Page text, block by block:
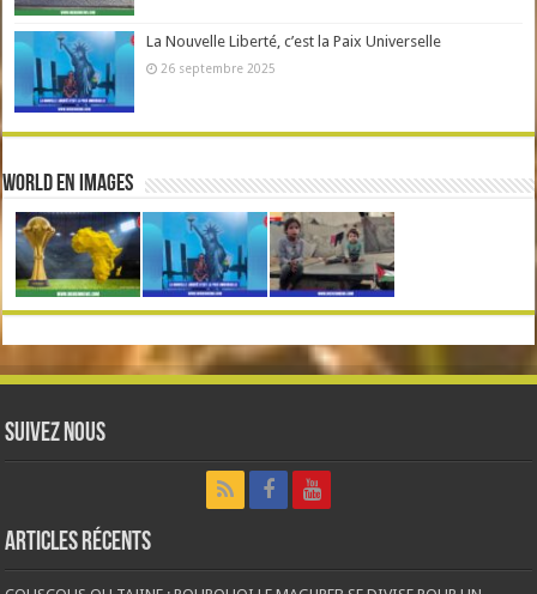
La Nouvelle Liberté, c’est la Paix Universelle
26 septembre 2025
World en Images
Suivez nous
Articles récents